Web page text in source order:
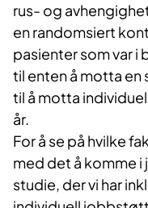
rus- og
en randomsiert
pasienter som var
til enten å motta en
til å motta
år.
For å se på hvilke
med det å komme i
studie, der vi har